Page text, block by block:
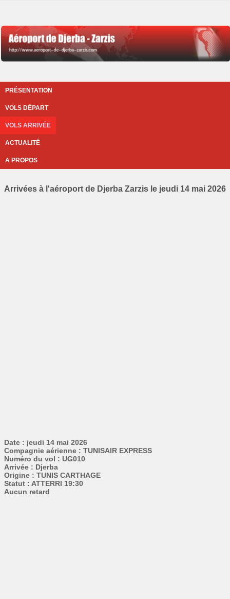
PRÉSENTATION
VOLS DÉPART
VOLS ARRIVÉE
ACTUALITÉ
A PROPOS
Arrivées à l'aéroport de Djerba Zarzis le jeudi 14 mai 2026
Date : jeudi 14 mai 2026
Compagnie aérienne : TUNISAIR EXPRESS
Numéro du vol : UG010
Arrivée : Djerba
Origine : TUNIS CARTHAGE
Statut : ATTERRI 19:30
Aucun retard